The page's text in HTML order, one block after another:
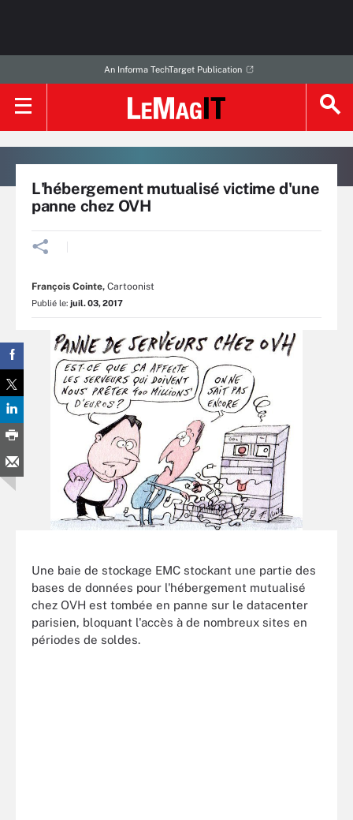
An Informa TechTarget Publication
L'hébergement mutualisé victime d'une
panne chez OVH
François Cointe, Cartoonist
Publié le: juil. 03, 2017
Une baie de stockage EMC stockant une partie des
bases de données pour l'hébergement mutualisé
chez OVH est tombée en panne sur le datacenter
parisien, bloquant l'accès à de nombreux sites en
périodes de soldes.